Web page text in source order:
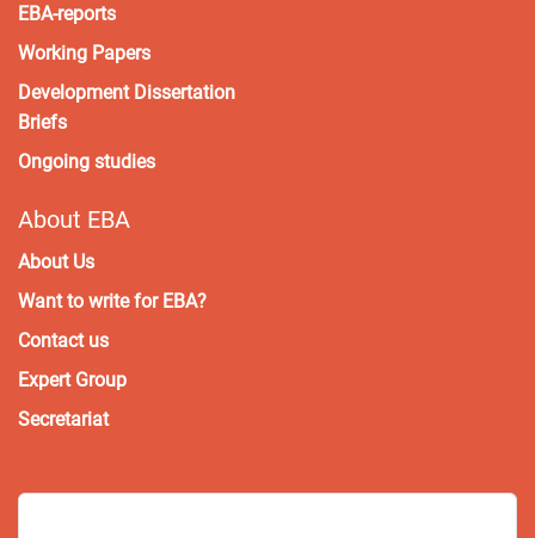
EBA-reports
Working Papers
Development Dissertation
Briefs
Ongoing studies
About EBA
About Us
Want to write for EBA?
Contact us
Expert Group
Secretariat